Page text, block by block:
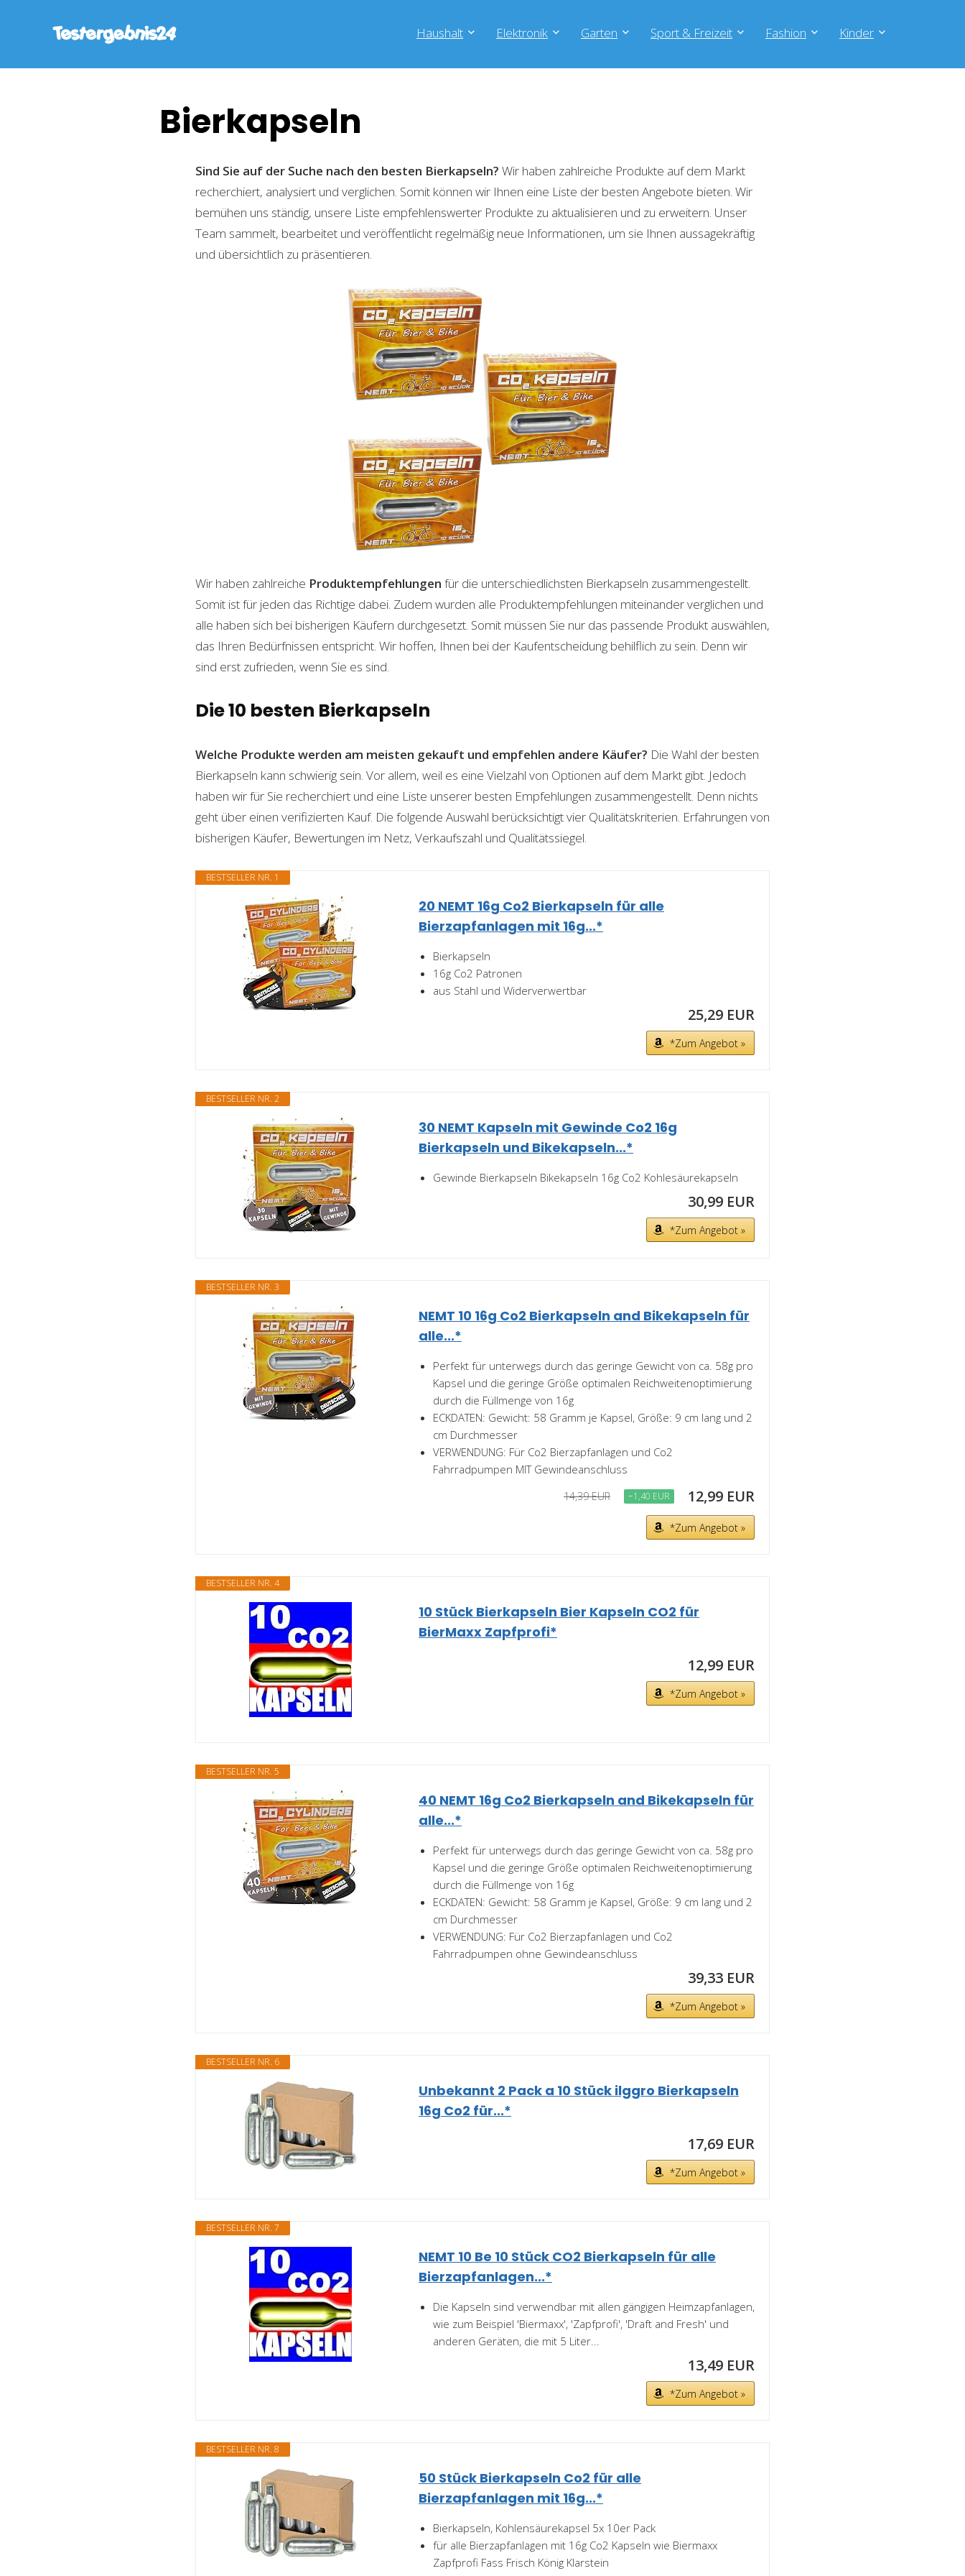
Haushalt Elektronik Garten Sport & Freizeit Fashion Kinder
Bierkapseln
Sind Sie auf der Suche nach den besten Bierkapseln? Wir haben zahlreiche Produkte auf dem Markt
recherchiert, analysiert und verglichen. Somit können wir Ihnen eine Liste der besten Angebote bieten. Wir
bemühen uns ständig, unsere Liste empfehlenswerter Produkte zu aktualisieren und zu erweitern. Unser
Team sammelt, bearbeitet und veröffentlicht regelmäßig neue Informationen, um sie Ihnen aussagekräftig
und übersichtlich zu präsentieren.
Wir haben zahlreiche Produktempfehlungen für die unterschiedlichsten Bierkapseln zusammengestellt.
Somit ist für jeden das Richtige dabei. Zudem wurden alle Produktempfehlungen miteinander verglichen und
alle haben sich bei bisherigen Käufern durchgesetzt. Somit müssen Sie nur das passende Produkt auswählen,
das Ihren Bedürfnissen entspricht. Wir hoffen, Ihnen bei der Kaufentscheidung behilflich zu sein. Denn wir
sind erst zufrieden, wenn Sie es sind.
Die 10 besten Bierkapseln
Welche Produkte werden am meisten gekauft und empfehlen andere Käufer? Die Wahl der besten
Bierkapseln kann schwierig sein. Vor allem, weil es eine Vielzahl von Optionen auf dem Markt gibt. Jedoch
haben wir für Sie recherchiert und eine Liste unserer besten Empfehlungen zusammengestellt. Denn nichts
geht über einen verifizierten Kauf. Die folgende Auswahl berücksichtigt vier Qualitätskriterien. Erfahrungen von
bisherigen Käufer, Bewertungen im Netz, Verkaufszahl und Qualitätssiegel.
BESTSELLER NR. 1
20 NEMT 16g Co2 Bierkapseln für alle
Bierzapfanlagen mit 16g...*
Bierkapseln
16g Co2 Patronen
aus Stahl und Widerverwertbar
25,29 EUR
*Zum Angebot »
BESTSELLER NR. 2
30 NEMT Kapseln mit Gewinde Co2 16g
Bierkapseln und Bikekapseln...*
Gewinde Bierkapseln Bikekapseln 16g Co2 Kohlesäurekapseln
30,99 EUR
*Zum Angebot »
BESTSELLER NR. 3
NEMT 10 16g Co2 Bierkapseln and Bikekapseln für
alle...*
Perfekt für unterwegs durch das geringe Gewicht von ca. 58g pro
Kapsel und die geringe Größe optimalen Reichweitenoptimierung
durch die Füllmenge von 16g
ECKDATEN: Gewicht: 58 Gramm je Kapsel, Größe: 9 cm lang und 2
cm Durchmesser
VERWENDUNG: Für Co2 Bierzapfanlagen und Co2
Fahrradpumpen MIT Gewindeanschluss
14,39 EUR −1,40 EUR 12,99 EUR
*Zum Angebot »
BESTSELLER NR. 4
10 Stück Bierkapseln Bier Kapseln CO2 für
BierMaxx Zapfprofi*
12,99 EUR
*Zum Angebot »
BESTSELLER NR. 5
40 NEMT 16g Co2 Bierkapseln and Bikekapseln für
alle...*
Perfekt für unterwegs durch das geringe Gewicht von ca. 58g pro
Kapsel und die geringe Größe optimalen Reichweitenoptimierung
durch die Füllmenge von 16g
ECKDATEN: Gewicht: 58 Gramm je Kapsel, Größe: 9 cm lang und 2
cm Durchmesser
VERWENDUNG: Für Co2 Bierzapfanlagen und Co2
Fahrradpumpen ohne Gewindeanschluss
39,33 EUR
*Zum Angebot »
BESTSELLER NR. 6
Unbekannt 2 Pack a 10 Stück ilggro Bierkapseln
16g Co2 für...*
17,69 EUR
*Zum Angebot »
BESTSELLER NR. 7
NEMT 10 Be 10 Stück CO2 Bierkapseln für alle
Bierzapfanlagen...*
Die Kapseln sind verwendbar mit allen gängigen Heimzapfanlagen,
wie zum Beispiel 'Biermaxx', 'Zapfprofi', 'Draft and Fresh' und
anderen Geräten, die mit 5 Liter...
13,49 EUR
*Zum Angebot »
BESTSELLER NR. 8
50 Stück Bierkapseln Co2 für alle
Bierzapfanlagen mit 16g...*
Bierkapseln, Kohlensäurekapsel 5x 10er Pack
für alle Bierzapfanlagen mit 16g Co2 Kapseln wie Biermaxx
Zapfprofi Fass Frisch König Klarstein